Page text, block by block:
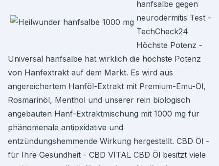
hanfsalbe gegen
neurodermitis Test -
TechCheck24
Höchste Potenz -
Universal hanfsalbe hat wirklich die höchste Potenz
von Hanfextrakt auf dem Markt. Es wird aus
angereichertem Hanföl-Extrakt mit Premium-Emu-Öl,
Rosmarinöl, Menthol und unserer rein biologisch
angebauten Hanf-Extraktmischung mit 1000 mg für
phänomenale antioxidative und
entzündungshemmende Wirkung hergestellt. CBD Öl -
für Ihre Gesundheit - CBD VITAL CBD Öl besitzt viele